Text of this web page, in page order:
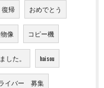
復帰 おめでとう
像 コピー機
した。 haisou
イバー 募集